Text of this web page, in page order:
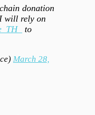
donation
will rely on
to
March 28,